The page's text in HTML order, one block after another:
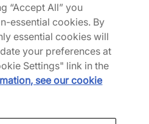
Chaussures et baskets pour
de page
“Accept All” you
essential cookies. By
essential cookies will
your preferences at
Settings" link in the
see our cookie